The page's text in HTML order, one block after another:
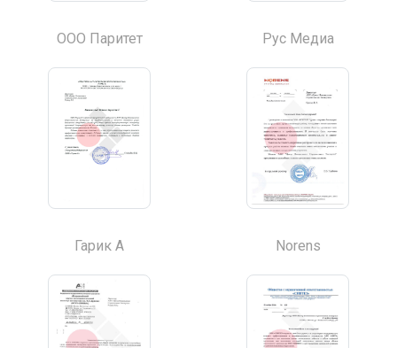
ООО Паритет Рус Медиа
Гарик А Norens